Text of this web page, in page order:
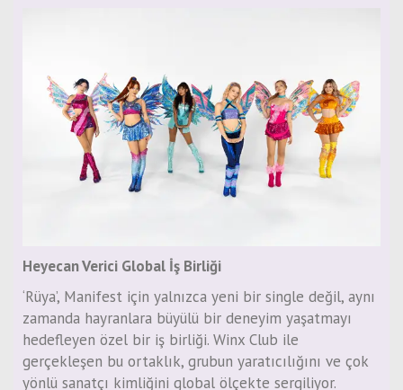
Heyecan Verici Global İş Birliği
‘Rüya’, Manifest için yalnızca yeni bir single değil, aynı
zamanda hayranlara büyülü bir deneyim yaşatmayı
hedefleyen özel bir iş birliği. Winx Club ile
gerçekleşen bu ortaklık, grubun yaratıcılığını ve çok
yönlü sanatçı kimliğini global ölçekte sergiliyor.